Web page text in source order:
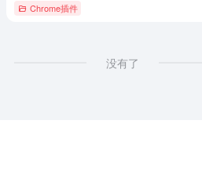
Chrome插件
没有了